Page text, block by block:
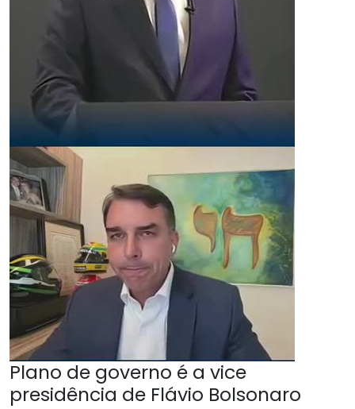
Plano de governo é a vice
presidência de Flávio Bolsonaro